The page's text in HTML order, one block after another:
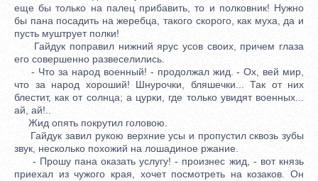
еще бы только на палец прибавить, то и полковник! Нужно
бы пана посадить на жеребца, такого скорого, как муха, да и
пусть муштрует полки!
Гайдук поправил нижний ярус усов своих, причем глаза
его совершенно развеселились.
- Что за народ военный! - продолжал жид. - Ох, вей мир,
что за народ хороший! Шнурочки, бляшечки... Так от них
блестит, как от солнца; а цурки, где только увидят военных...
ай, ай!..
Жид опять покрутил головою.
Гайдук завил рукою верхние усы и пропустил сквозь зубы
звук, несколько похожий на лошадиное ржание.
- Прошу пана оказать услугу! - произнес жид, - вот князь
приехал из чужого края, хочет посмотреть на козаков. Он